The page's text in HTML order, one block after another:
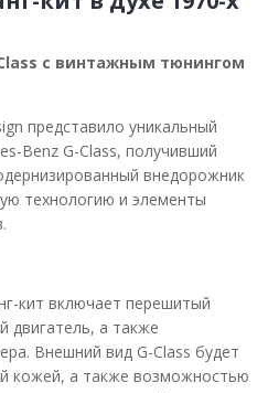
с винтажным тюнингом
представило уникальный
Benz G-Class, получивший
внедорожник
технологию и элементы
кит включает перешитый
двигатель, а также
Внешний вид G-Class будет
кожей, а также возможностью